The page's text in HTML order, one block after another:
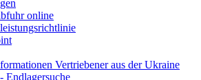
online
Vertriebener aus der Ukraine
Endlagersuche